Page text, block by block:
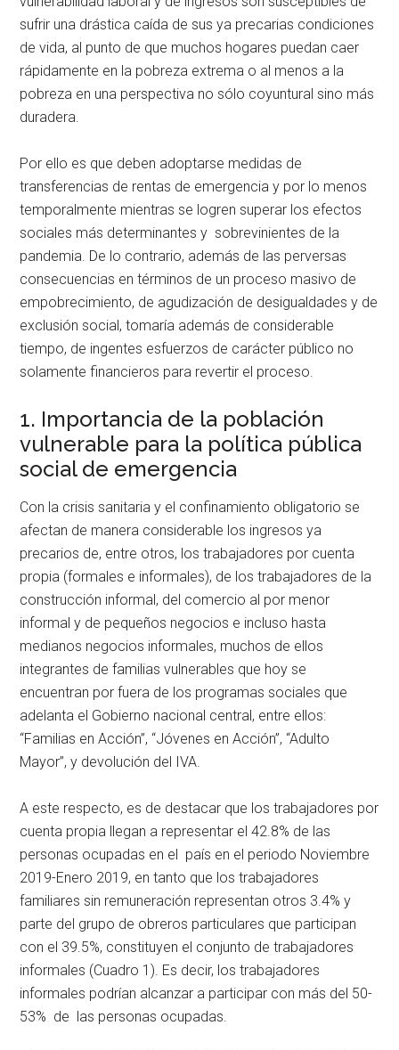
sufrir una drástica caída de sus ya precarias condiciones
de vida, al punto de que muchos hogares puedan caer
rápidamente en la pobreza extrema o al menos a la
pobreza en una perspectiva no sólo coyuntural sino más
duradera.
Por ello es que deben adoptarse medidas de
transferencias de rentas de emergencia y por lo menos
temporalmente mientras se logren superar los efectos
sociales más determinantes y sobrevinientes de la
pandemia. De lo contrario, además de las perversas
consecuencias en términos de un proceso masivo de
empobrecimiento, de agudización de desigualdades y de
exclusión social, tomaría además de considerable
tiempo, de ingentes esfuerzos de carácter público no
solamente financieros para revertir el proceso.
1. Importancia de la población
vulnerable para la política pública
social de emergencia
Con la crisis sanitaria y el confinamiento obligatorio se
afectan de manera considerable los ingresos ya
precarios de, entre otros, los trabajadores por cuenta
propia (formales e informales), de los trabajadores de la
construcción informal, del comercio al por menor
informal y de pequeños negocios e incluso hasta
medianos negocios informales, muchos de ellos
integrantes de familias vulnerables que hoy se
encuentran por fuera de los programas sociales que
adelanta el Gobierno nacional central, entre ellos:
“Familias en Acción”, “Jóvenes en Acción”, “Adulto
Mayor”, y devolución del IVA.
A este respecto, es de destacar que los trabajadores por
cuenta propia llegan a representar el 42.8% de las
personas ocupadas en el país en el periodo Noviembre
2019-Enero 2019, en tanto que los trabajadores
familiares sin remuneración representan otros 3.4% y
parte del grupo de obreros particulares que participan
con el 39.5%, constituyen el conjunto de trabajadores
informales (Cuadro 1). Es decir, los trabajadores
informales podrían alcanzar a participar con más del 50-
53% de las personas ocupadas.